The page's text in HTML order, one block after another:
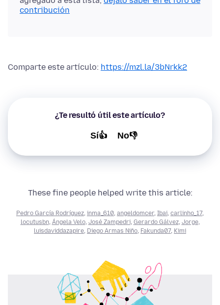
contribución
Comparte este artículo: https://mzl.la/3bNrkk2
¿Te resultó útil este artículo?
Sí👍 No👎
These fine people helped write this article:
Pedro García Rodríguez inma_610 angeldomcer, Ibai carlinho_17,
locutusbn, Ángela Velo, José Zampedri, Gerardo Gálvez, Jorge,
luisdaviddazapire Diego Armas Niño Fakunda07, Kimi